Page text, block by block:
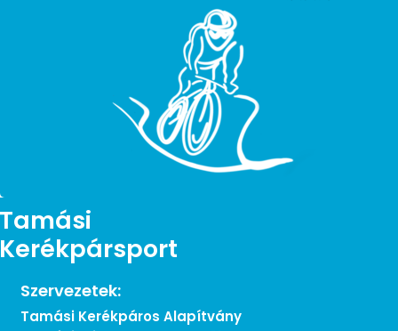
Tamási
Kerékpársport
Szervezetek:
Tamási Kerékpáros Alapítvány